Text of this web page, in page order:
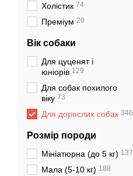
Холістик 74
Преміум 20
Вік собаки
Для цуценят і
юніорів 129
Для собак похилого
віку 73
Для дорослих собак 346
Розмір породи
Мініатюрна (до 5 кг) 137
Мала (5-10 кг) 188